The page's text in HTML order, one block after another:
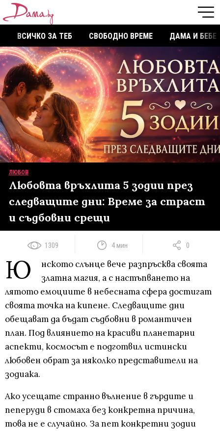
ВСИЧКО ЗА ТЕБ СВОБОДНО ВРЕМЕ ДАМА И БЕБЕ
ЛЮБОВ
Любовта връхлита 5 зодии през
следващите дни: Време за страст
и съдбовни срещи
1309 4 мин 0
Ю
нското слънце вече разпръсква своята
златна магия, а с настъпването на
лятото емоциите в небесната сфера достигат
своята точка на кипене. Следващите дни
обещават да бъдат съдбовни в романтичен
план. Под влиянието на красиви планетарни
аспекти, космосът е подготвил истински
любовен обрат за няколко представители на
зодиака.
Ако усещате странно вълнение в гърдите и
пеперуди в стомаха без конкретна причина,
това не е случайно. За пет конкретни зодии